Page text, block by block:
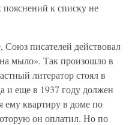
пояснений к списку не
Союз писателей действовал
мыло». Так произошло в
литератор стоял в
и еще в 1937 году должен
квартиру в доме по
он оплатил. Но по